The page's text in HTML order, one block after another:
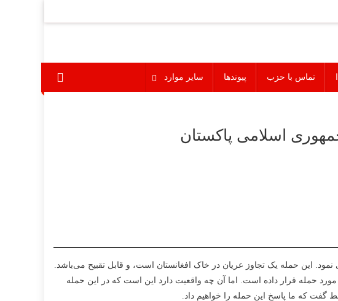
تماس با حزب پیوندها سایر موارد
اسلامی پاکستان
نوار مرزی افغانستان حمله هوایی نمود. این حمله یک تجاوز عریان در خاک افغانستان است، و قابل تقبیح می‌باشد.
حمله قرار داده است. اما آن چه واقعیت دارد این است که در این حمله
گفت که ما پاسخ این حمله را خواهیم داد.